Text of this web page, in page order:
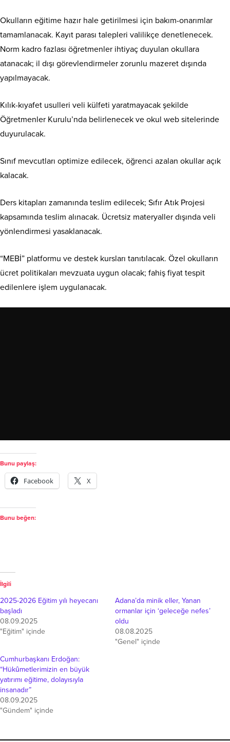
Okulların eğitime hazır hale getirilmesi için bakım-onarımlar
tamamlanacak. Kayıt parası talepleri valilikçe denetlenecek.
Norm kadro fazlası öğretmenler ihtiyaç duyulan okullara
atanacak; il dışı görevlendirmeler zorunlu mazeret dışında
yapılmayacak.
Kılık-kıyafet usulleri veli külfeti yaratmayacak şekilde
Öğretmenler Kurulu’nda belirlenecek ve okul web sitelerinde
duyurulacak.
Sınıf mevcutları optimize edilecek, öğrenci azalan okullar açık
kalacak.
Ders kitapları zamanında teslim edilecek; Sıfır Atık Projesi
kapsamında teslim alınacak. Ücretsiz materyaller dışında veli
yönlendirmesi yasaklanacak.
“MEBİ” platformu ve destek kursları tanıtılacak. Özel okulların
ücret politikaları mevzuata uygun olacak; fahiş fiyat tespit
edilenlere işlem uygulanacak.
Bunu paylaş:
Facebook X
Bunu beğen:
İlgili
2025-2026 Eğitim yılı heyecanı
başladı
08.09.2025
"Eğitim" içinde
Adana’da minik eller, Yanan
ormanlar için ‘geleceğe nefes’
oldu
08.08.2025
"Genel" içinde
Cumhurbaşkanı Erdoğan:
“Hükûmetlerimizin en büyük
yatırımı eğitime, dolayısıyla
insanadır”
08.09.2025
"Gündem" içinde